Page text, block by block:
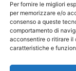
Per fornire le migliori
per memorizzare e/o
consenso a queste
comportamento di
acconsentire o ritirare il
caratteristiche e
Cookie Policy (UE)
Terms & Conditions
Contatti
Piazza Pugliatti, 1